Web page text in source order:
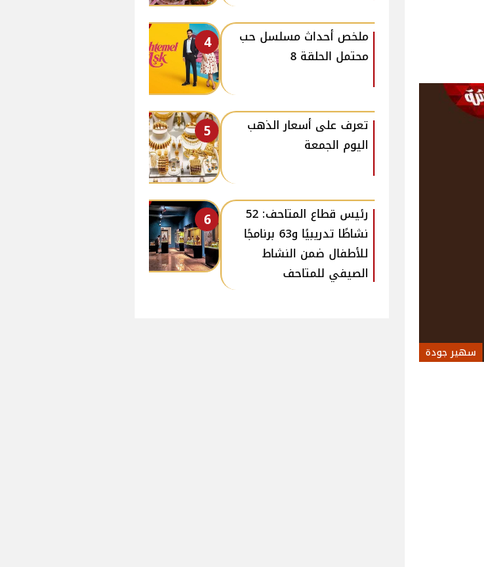
سهير جودة
4
ملخص أحداث مسلسل حب
محتمل الحلقة 8
5
تعرف على أسعار الذهب
اليوم الجمعة
6
رئيس قطاع المتاحف: 52
نشاطًا تدريبيًا و63 برنامجًا
للأطفال ضمن النشاط
الصيفي للمتاحف